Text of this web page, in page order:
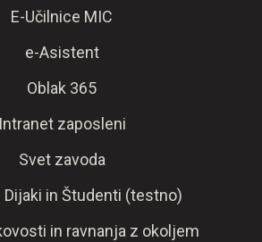
E-Učilnice MIC
e-Asistent
Oblak 365
Intranet zaposleni
Svet zavoda
Dijaki in Študenti (testno)
in ravnanja z okoljem